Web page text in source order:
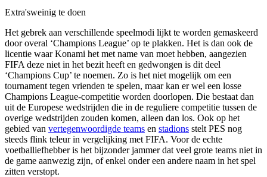
Extra'sweinig te doen
Het gebrek aan verschillende speelmodi lijkt te worden gemaskeerd
door overal ‘Champions League’ op te plakken. Het is dan ook de
licentie waar Konami het met name van moet hebben, aangezien
FIFA deze niet in het bezit heeft en gedwongen is dit deel
‘Champions Cup’ te noemen. Zo is het niet mogelijk om een
tournament tegen vrienden te spelen, maar kan er wel een losse
Champions League-competitie worden doorlopen. Die bestaat dan
uit de Europese wedstrijden die in de reguliere competitie tussen de
overige wedstrijden zouden komen, alleen dan los. Ook op het
gebied van vertegenwoordigde teams en stadions stelt PES nog
steeds flink teleur in vergelijking met FIFA. Voor de echte
voetballiefhebber is het bijzonder jammer dat veel grote teams niet in
de game aanwezig zijn, of enkel onder een andere naam in het spel
zitten verstopt.